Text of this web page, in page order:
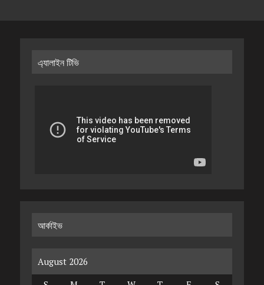
এ্যালাইন টিভি
আর্কাইভ
August 2026